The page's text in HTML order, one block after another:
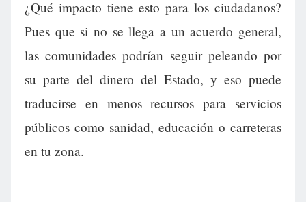
¿Qué impacto tiene esto para los ciudadanos?
Pues que si no se llega a un acuerdo general,
las comunidades podrían seguir peleando por
su parte del dinero del Estado, y eso puede
traducirse en menos recursos para servicios
públicos como sanidad, educación o carreteras
en tu zona.